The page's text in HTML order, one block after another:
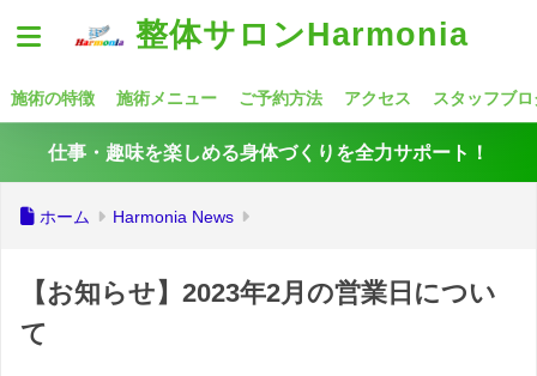
整体サロンHarmonia
施術の特徴 施術メニュー ご予約方法 アクセス スタッフブロ
仕事・趣味を楽しめる身体づくりを全力サポート！
ホーム Harmonia News
【お知らせ】2023年2月の営業日につい
て